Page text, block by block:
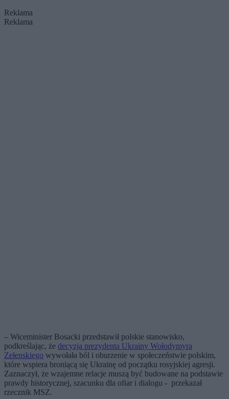
Reklama
Reklama
– Wiceminister Bosacki przedstawił polskie stanowisko,
podkreślając, że decyzja prezydenta Ukrainy Wołodymyra
Zełenskiego wywołała ból i oburzenie w społeczeństwie polskim,
które wspiera broniącą się Ukrainę od początku rosyjskiej agresji.
Zaznaczył, że wzajemne relacje muszą być budowane na podstawie
prawdy historycznej, szacunku dla ofiar i dialogu - przekazał
rzecznik MSZ.